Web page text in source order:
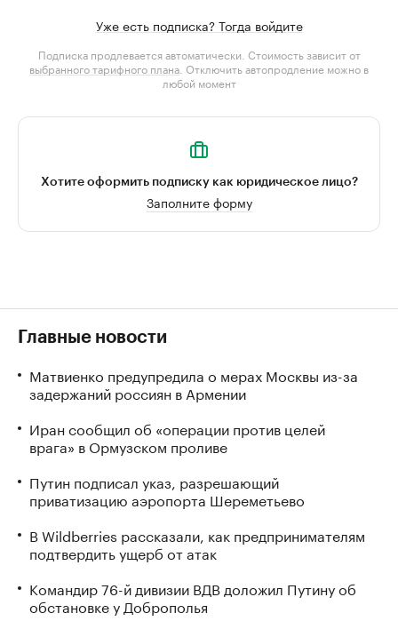
Уже есть подписка? Тогда войдите
Подписка продлевается автоматически. Стоимость зависит от
выбранного тарифного плана . Отключить автопродление можно в
любой момент
Хотите оформить подписку как юридическое лицо?
Заполните форму
Главные новости
Матвиенко предупредила о мерах Москвы из-за
задержаний россиян в Армении
Иран сообщил об «операции против целей
врага» в Ормузском проливе
Путин подписал указ, разрешающий
приватизацию аэропорта Шереметьево
В Wildberries рассказали, как предпринимателям
подтвердить ущерб от атак
Командир 76-й дивизии ВДВ доложил Путину об
обстановке у Доброполья